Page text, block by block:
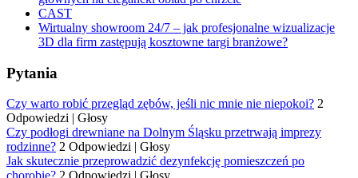
CAST
Wirtualny showroom 24/7 – jak profesjonalne wizualizacje
3D dla firm zastępują kosztowne targi branżowe?
Pytania
Czy warto robić przegląd zębów, jeśli nic mnie nie niepokoi? 2
Odpowiedzi | Głosy
Czy podłogi drewniane na Dolnym Śląsku przetrwają imprezy
rodzinne? 2 Odpowiedzi | Głosy
Jak skutecznie przeprowadzić dezynfekcję pomieszczeń po